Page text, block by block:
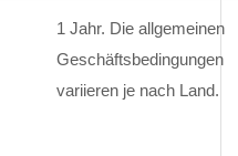
1 Jahr. Die allgemeinen
Geschäftsbedingungen
variieren je nach Land.